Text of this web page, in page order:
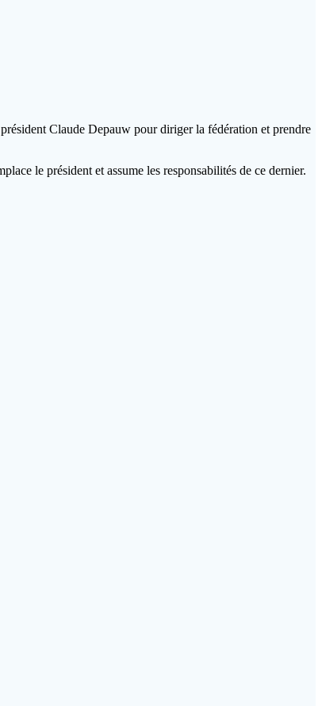
Claude Depauw pour diriger la fédération et prendre
le président et assume les responsabilités de ce dernier.